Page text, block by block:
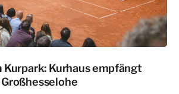
Kurhaus empfängt